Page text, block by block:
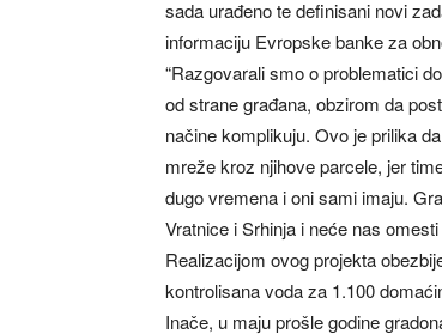
sada urađeno te definisani novi
informaciju Evropske banke za
“Razgovarali smo o problematici
od strane građana, obzirom da
načine komplikuju. Ovo je prilika
mreže kroz njihove parcele, jer
dugo vremena i oni sami imaju.
Vratnice i Srhinja i neće nas
Realizacijom ovog projekta
kontrolisana voda za 1.100
Inače, u maju prošle godine